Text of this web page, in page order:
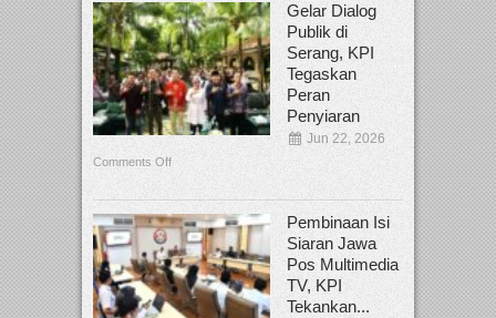
Gelar Dialog
Publik di
Serang, KPI
Tegaskan
Peran
Penyiaran
Jun 22, 2026
Comments Off
Pembinaan Isi
Siaran Jawa
Pos Multimedia
TV, KPI
Tekankan...